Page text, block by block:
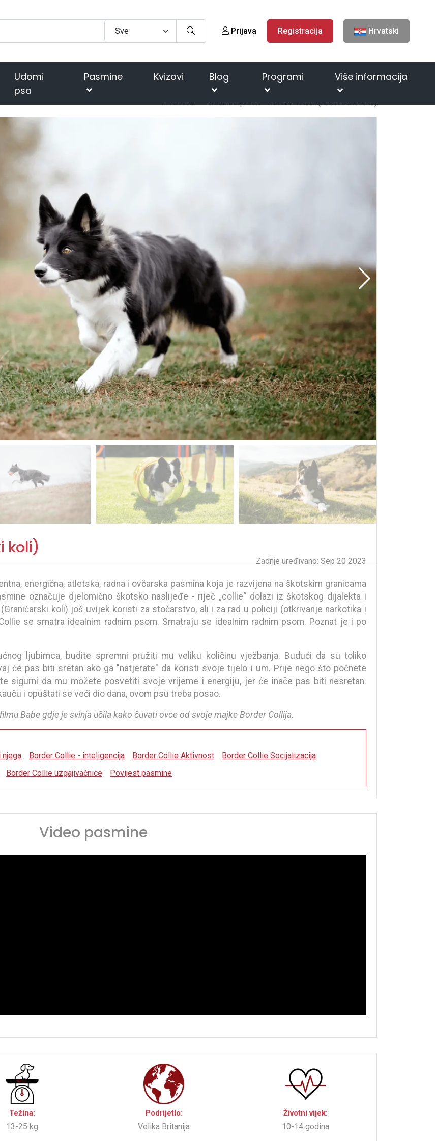
Prijava Registracija Hrvatski
Udomi
psa
Pasmine Kvizovi Blog Programi Više informacija
Početna Pasmine pasa Border Collie (Graničarski koli)
koli)
Zadnje uređivano: Sep 20 2023
energična, atletska, radna i ovčarska pasmina koja je razvijena na škotskim granicama
označuje djelomično škotsko naslijeđe - riječ „collie“ dolazi iz škotskog dijalekta i
koli) još uvijek koristi za stočarstvo, ali i za rad u policiji (otkrivanje narkotika i
se smatra idealnim radnim psom. Smatraju se idealnim radnim psom. Poznat je i po
ljubimca, budite spremni pružiti mu veliku količinu vježbanja. Budući da su toliko
će pas biti sretan ako ga "natjerate" da koristi svoje tijelo i um. Prije nego što počnete
sigurni da mu možete posvetiti svoje vrijeme i energiju, jer će inače pas biti nesretan.
i opuštati se veći dio dana, ovom psu treba posao.
Babe gdje je svinja učila kako čuvati ovce od svoje majke Border Collija.
njega Border Collie - inteligencija Border Collie Aktivnost
Border Collie Socijalizacija
Border Collie uzgajivačnice Povijest pasmine
Video pasmine
Težina:
13-25 kg
Podrijetlo:
Velika Britanija
Životni vijek:
10-14 godina